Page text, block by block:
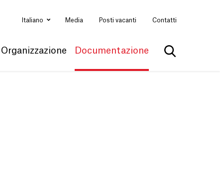
Italiano Media Posti vacanti Contatti
Organizzazione Documentazione
Mostra la